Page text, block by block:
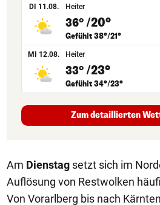
DI 11.08. Heiter
36°/20°
Gefühlt 38°/21°
MI 12.08. Heiter
33°/23°
Gefühlt 34°/23°
Zum detaillierten
Am Dienstag setzt sich im
Auflösung von Restwolken
Von Vorarlberg bis nach